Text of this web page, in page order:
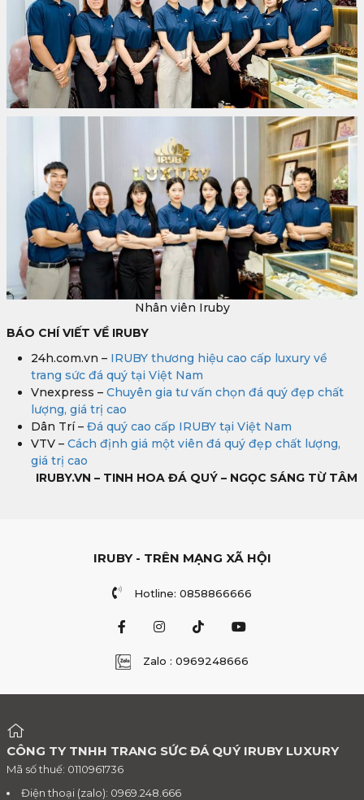
Nhân viên Iruby
BÁO CHÍ VIẾT VỀ IRUBY
24h.com.vn – IRUBY thương hiệu cao cấp luxury về
trang sức đá quý tại Việt Nam
Vnexpress – Chuyên gia tư vấn chọn đá quý đẹp chất
lượng, giá trị cao
Dân Trí – Đá quý cao cấp IRUBY tại Việt Nam
VTV – Cách định giá một viên đá quý đẹp chất lượng,
giá trị cao
IRUBY.VN – TINH HOA ĐÁ QUÝ – NGỌC SÁNG TỪ TÂM
IRUBY - TRÊN MẠNG XÃ HỘI
Hotline: 0858866666
Zalo : 0969248666
CÔNG TY TNHH TRANG SỨC ĐÁ QUÝ IRUBY LUXURY
Mã số thuế: 0110961736
Điện thoại (zalo): 0969.248.666